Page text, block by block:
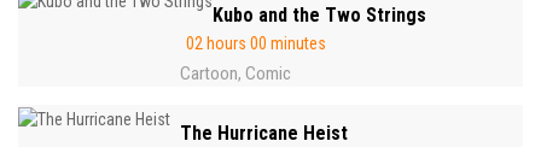
Kubo and the Two Strings
02 hours 00 minutes
Cartoon, Comic
The Hurricane Heist